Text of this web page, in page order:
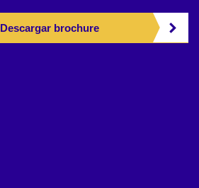
Descargar brochure